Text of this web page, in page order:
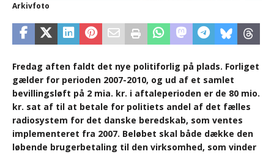
Arkivfoto
Fredag aften faldt det nye politiforlig på plads. Forliget
gælder for perioden 2007-2010, og ud af et samlet
bevillingsløft på 2 mia. kr. i aftaleperioden er de 80 mio.
kr. sat af til at betale for politiets andel af det fælles
radiosystem for det danske beredskab, som ventes
implementeret fra 2007. Beløbet skal både dække den
løbende brugerbetaling til den virksomhed, som vinder